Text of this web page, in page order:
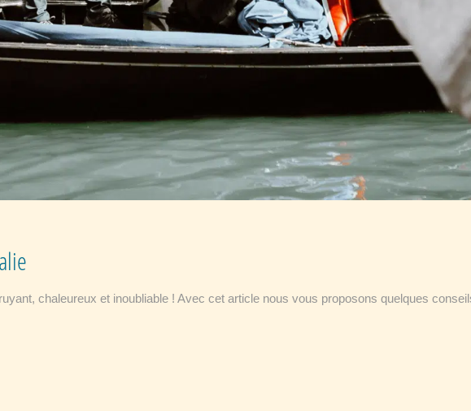
chaleureux et inoubliable ! Avec cet article nous vous proposons quelques